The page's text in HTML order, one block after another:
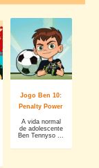
Jogo Ben 10:
Penalty Power
A vida normal
de adolescente
Ben Tennyso ...